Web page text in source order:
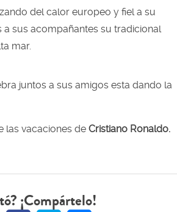
del calor europeo y fiel a su
a sus acompañantes su tradicional
mar.
juntos a sus amigos esta dando la
las vacaciones de Cristiano Ronaldo.
¡Compártelo!